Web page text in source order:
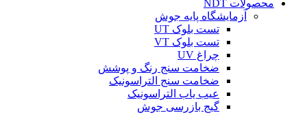
محصولات NDT
آزمایشگاه پایه جوش
تست بلوک UT
تست بلوک VT
چراغ UV
ضخامت سنج رنگ و پوشش
ضخامت سنج التراسونیک
عیب یاب التراسونیک
گیج بازرسی جوش